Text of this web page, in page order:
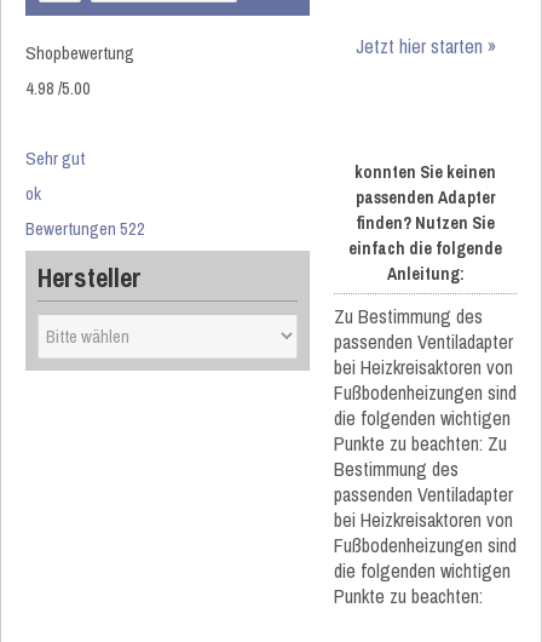
Shopbewertung
4.98/5.00
Sehr gut
ok
Bewertungen 522
Hersteller
Jetzt hier starten »
konnten Sie keinen
passenden Adapter
finden? Nutzen Sie
einfach die folgende
Anleitung:
Zu Bestimmung des
passenden Ventiladapter
bei Heizkreisaktoren von
Fußbodenheizungen sind
die folgenden wichtigen
Punkte zu beachten: Zu
Bestimmung des
passenden Ventiladapter
bei Heizkreisaktoren von
Fußbodenheizungen sind
die folgenden wichtigen
Punkte zu beachten: